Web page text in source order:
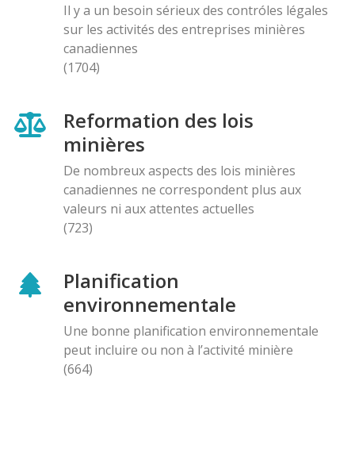
Il y a un besoin sérieux des contróles légales
sur les activités des entreprises minières
canadiennes
(1704)
Reformation des lois
minières
De nombreux aspects des lois minières
canadiennes ne correspondent plus aux
valeurs ni aux attentes actuelles
(723)
Planification
environnementale
Une bonne planification environnementale
peut incluire ou non à l’activité minière
(664)